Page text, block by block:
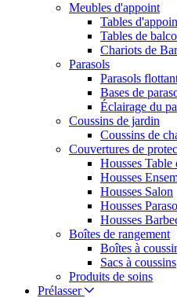
Meubles d'appoint
Tables
Tables de
Chariots de Bar
Parasols
Parasols
Bases de
Éclairage du
Coussins de jardin
Coussins de
Couvertures de
Housses Table
Housses
Housses Salon
Housses
Housses
Boîtes de rangement
Boîtes à
Sacs à coussins
Produits de soins
Prélasser